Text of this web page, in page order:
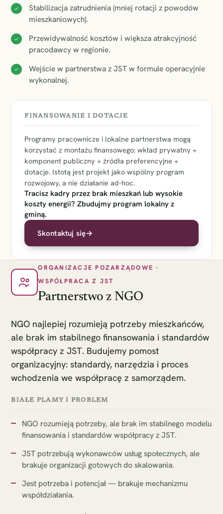
✓
Stabilizacja zatrudnienia (mniej rotacji z powodów
mieszkaniowych).
✓
Przewidywalność kosztów i większa atrakcyjność
pracodawcy w regionie.
✓
Wejście w partnerstwa z JST w formule operacyjnie
wykonalnej.
FINANSOWANIE I DOTACJE
Programy pracownicze i lokalne partnerstwa mogą
korzystać z montażu finansowego: wkład prywatny +
komponent publiczny + źródła preferencyjne +
dotacje. Istotą jest projekt jako wspólny program
rozwojowy, a nie działanie ad-hoc.
Tracisz kadry przez brak mieszkań lub wysokie
koszty energii? Zbudujmy program lokalny z
gminą.
Skontaktuj się→
ORGANIZACJE POZARZĄDOWE ·
WSPÓŁPRACA Z JST
Partnerstwo z NGO
NGO najlepiej rozumieją potrzeby mieszkańców,
ale brak im stabilnego finansowania i standardów
współpracy z JST. Budujemy pomost
organizacyjny: standardy, narzędzia i proces
wchodzenia we współpracę z samorządem.
BIAŁE PLAMY I PROBLEM
NGO rozumieją potrzeby, ale brak im stabilnego modelu
finansowania i standardów współpracy z JST.
JST potrzebują wykonawców usług społecznych, ale
brakuje organizacji gotowych do skalowania.
Jest potrzeba i potencjał — brakuje mechanizmu
współdziałania.